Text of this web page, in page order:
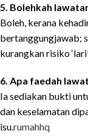
5. Bolehkah
Boleh, kerana
bertanggungjawab;
kurangkan risiko
6. Apa faedah
Ia sediakan bukti
dan keselamatan
isu.rumahhq